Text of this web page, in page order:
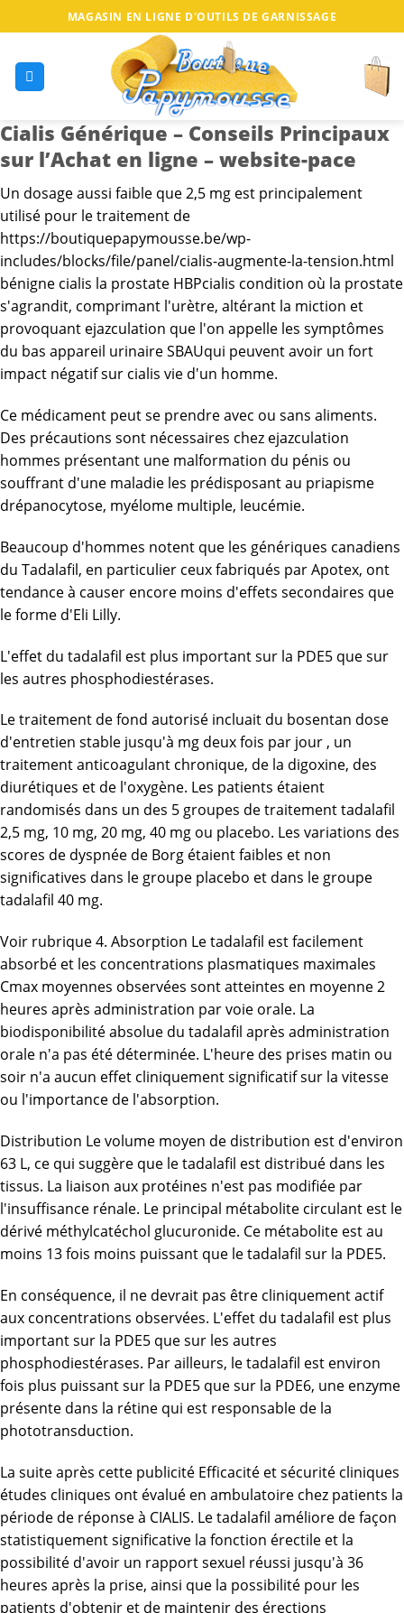
MAGASIN EN LIGNE D'OUTILS DE GARNISSAGE
Cialis Générique – Conseils Principaux
sur l’Achat en ligne – website-pace
Un dosage aussi faible que 2,5 mg est principalement
utilisé pour le traitement de
https://boutiquepapymousse.be/wp-
includes/blocks/file/panel/cialis-augmente-la-tension.html
bénigne cialis la prostate HBPcialis condition où la prostate
s'agrandit, comprimant l'urètre, altérant la miction et
provoquant ejazculation que l'on appelle les symptômes
du bas appareil urinaire SBAUqui peuvent avoir un fort
impact négatif sur cialis vie d'un homme.
Ce médicament peut se prendre avec ou sans aliments.
Des précautions sont nécessaires chez ejazculation
hommes présentant une malformation du pénis ou
souffrant d'une maladie les prédisposant au priapisme
drépanocytose, myélome multiple, leucémie.
Beaucoup d'hommes notent que les génériques canadiens
du Tadalafil, en particulier ceux fabriqués par Apotex, ont
tendance à causer encore moins d'effets secondaires que
le forme d'Eli Lilly.
L'effet du tadalafil est plus important sur la PDE5 que sur
les autres phosphodiestérases.
Le traitement de fond autorisé incluait du bosentan dose
d'entretien stable jusqu'à mg deux fois par jour , un
traitement anticoagulant chronique, de la digoxine, des
diurétiques et de l'oxygène. Les patients étaient
randomisés dans un des 5 groupes de traitement tadalafil
2,5 mg, 10 mg, 20 mg, 40 mg ou placebo. Les variations des
scores de dyspnée de Borg étaient faibles et non
significatives dans le groupe placebo et dans le groupe
tadalafil 40 mg.
Voir rubrique 4. Absorption Le tadalafil est facilement
absorbé et les concentrations plasmatiques maximales
Cmax moyennes observées sont atteintes en moyenne 2
heures après administration par voie orale. La
biodisponibilité absolue du tadalafil après administration
orale n'a pas été déterminée. L'heure des prises matin ou
soir n'a aucun effet cliniquement significatif sur la vitesse
ou l'importance de l'absorption.
Distribution Le volume moyen de distribution est d'environ
63 L, ce qui suggère que le tadalafil est distribué dans les
tissus. La liaison aux protéines n'est pas modifiée par
l'insuffisance rénale. Le principal métabolite circulant est le
dérivé méthylcatéchol glucuronide. Ce métabolite est au
moins 13 fois moins puissant que le tadalafil sur la PDE5.
En conséquence, il ne devrait pas être cliniquement actif
aux concentrations observées. L'effet du tadalafil est plus
important sur la PDE5 que sur les autres
phosphodiestérases. Par ailleurs, le tadalafil est environ
fois plus puissant sur la PDE5 que sur la PDE6, une enzyme
présente dans la rétine qui est responsable de la
phototransduction.
La suite après cette publicité Efficacité et sécurité cliniques
études cliniques ont évalué en ambulatoire chez patients la
période de réponse à CIALIS. Le tadalafil améliore de façon
statistiquement significative la fonction érectile et la
possibilité d'avoir un rapport sexuel réussi jusqu'à 36
heures après la prise, ainsi que la possibilité pour les
patients d'obtenir et de maintenir des érections